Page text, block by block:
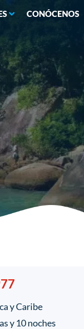
CONÓCENOS
y Caribe
y 10 noches